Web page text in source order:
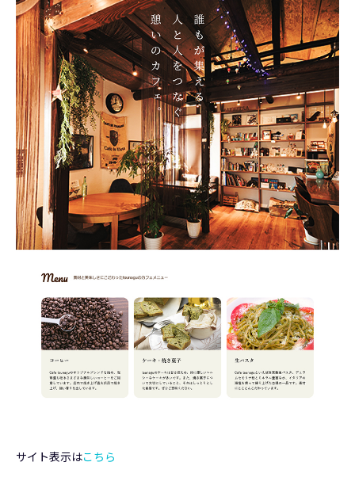
サイト表示はこちら